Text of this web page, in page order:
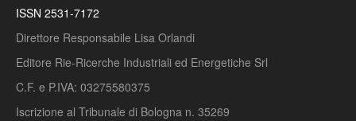
ISSN 2531-7172
Direttore Responsabile Lisa Orlandi
Editore Rie-Ricerche Industriali ed Energetiche Srl
C.F. e P.IVA: 03275580375
Iscrizione al Tribunale di Bologna n. 35269